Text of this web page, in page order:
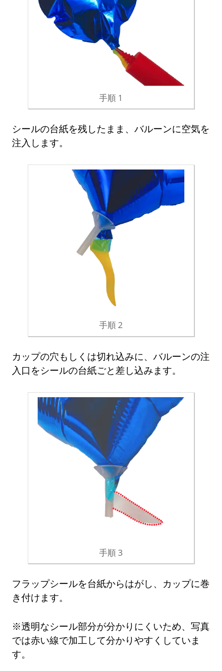
手順 1
シールの台紙を残したまま、バルーンに空気を
注入します。
手順 2
カップの穴もしくは切れ込みに、バルーンの注
入口をシールの台紙ごと差し込みます。
手順 3
フラップシールを台紙からはがし、カップに巻
き付けます。
※透明なシール部分が分かりにくいため、写真
では赤い線で加工して分かりやすくしていま
す。